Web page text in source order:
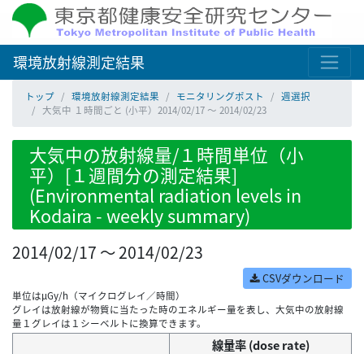
環境放射線測定結果
トップ 環境放射線測定結果 モニタリングポスト
週選択
大気中 １時間ごと (小平）2014/02/17 ～ 2014/02/23
大気中の放射線量/１時間単位（小
平）[１週間分の測定結果]
(Environmental radiation levels in
Kodaira - weekly summary)
2014/02/17 ～ 2014/02/23
CSVダウンロード
単位はμGy/h（マイクログレイ／時間）
グレイは放射線が物質に当たった時のエネルギー量を表し、大気中の放射線
量１グレイは１シーベルトに換算できます。
線量率 (dose rate)